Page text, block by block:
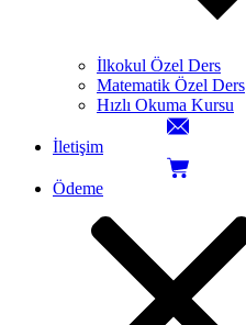
İlkokul Özel Ders
Matematik Özel Ders
Hızlı Okuma Kursu
İletişim
Ödeme